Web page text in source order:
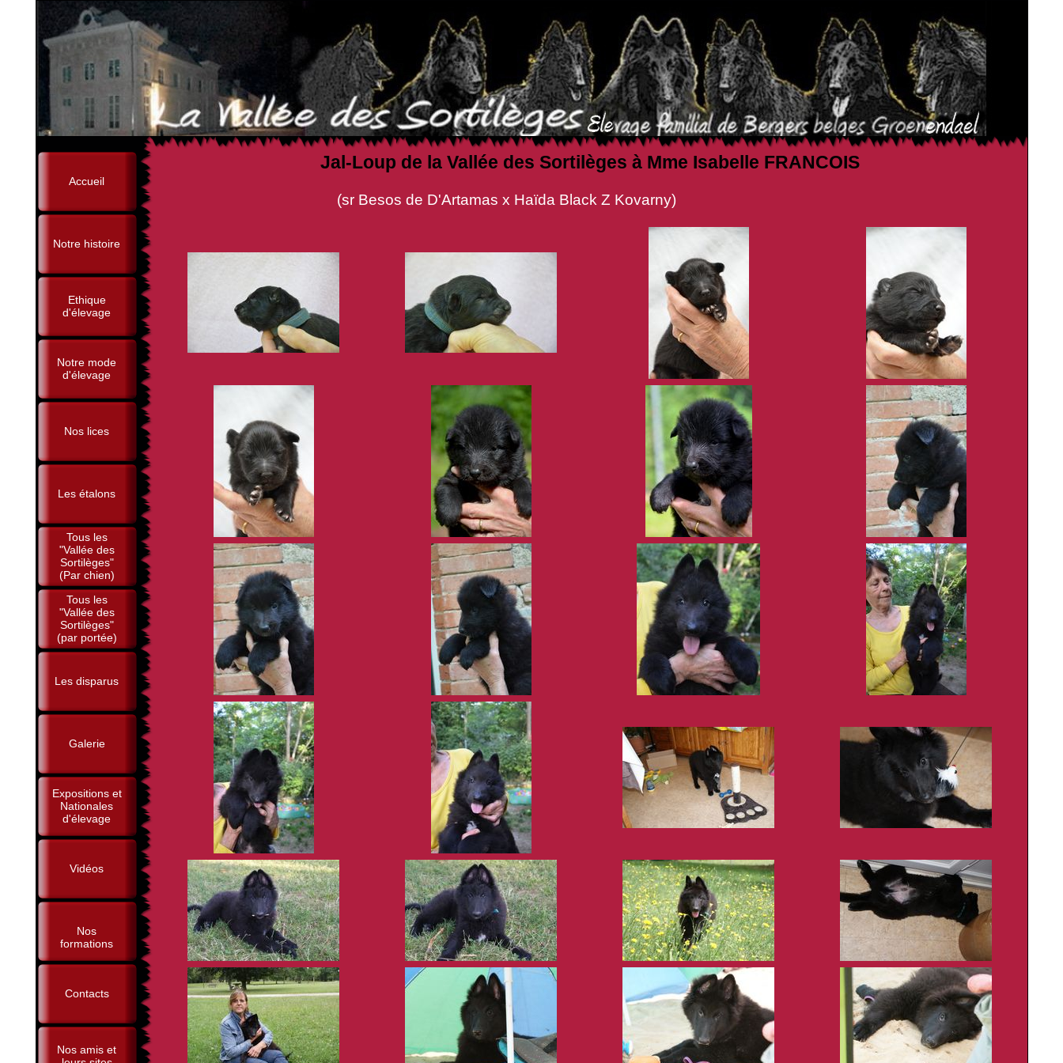
Accueil
Notre histoire
Ethique
d'élevage
Notre mode
d'élevage
Nos lices
Les étalons
Tous les
"Vallée des
Sortilèges"
(Par chien)
Tous les
"Vallée des
Sortilèges"
(par portée)
Les disparus
Galerie
Expositions et
Nationales
d'élevage
Vidéos
Nos
formations
Contacts
Nos amis et
Jal-Loup de la Vallée des Sortilèges à Mme Isabelle FRANCOIS
(sr Besos de D'Artamas x Haïda Black Z Kovarny)